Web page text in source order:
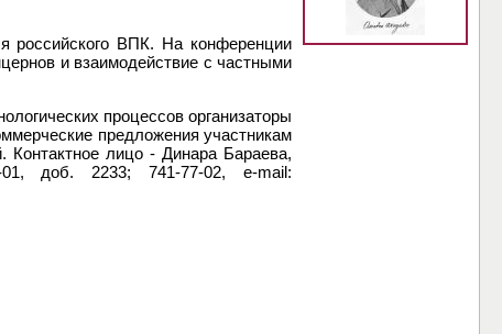
российского ВПК. На конференции
и взаимодействие с частными
процессов организаторы
предложения участникам
Контактное лицо - Динара Бараева,
доб. 2233; 741-77-02, e-mail: